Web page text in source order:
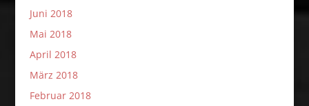
Juni 2018
Mai 2018
April 2018
März 2018
Februar 2018